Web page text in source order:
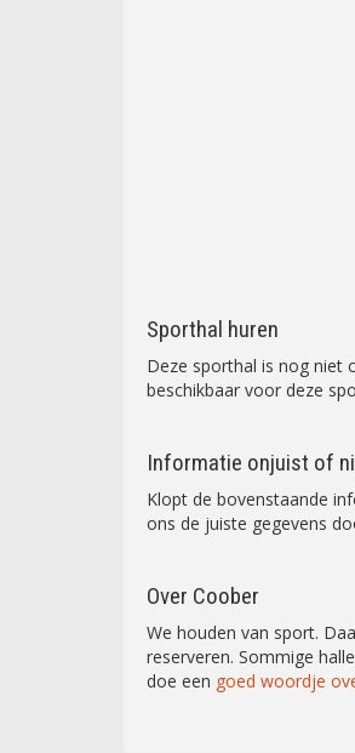
Sporthal huren
Deze sporthal is nog niet
beschikbaar voor deze
Informatie onjuist of
Klopt de bovenstaande
ons de juiste gegevens
Over Coober
We houden van sport.
reserveren. Sommige
doe een goed woordje